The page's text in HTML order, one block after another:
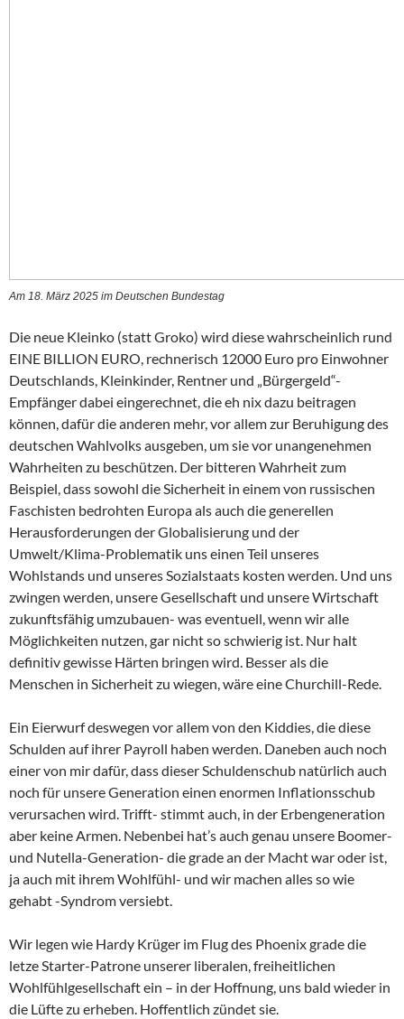
Am 18. März 2025 im Deutschen Bundestag
Die neue Kleinko (statt Groko) wird diese wahrscheinlich rund
EINE BILLION EURO, rechnerisch 12000 Euro pro Einwohner
Deutschlands, Kleinkinder, Rentner und „Bürgergeld“-
Empfänger dabei eingerechnet, die eh nix dazu beitragen
können, dafür die anderen mehr, vor allem zur Beruhigung des
deutschen Wahlvolks ausgeben, um sie vor unangenehmen
Wahrheiten zu beschützen. Der bitteren Wahrheit zum
Beispiel, dass sowohl die Sicherheit in einem von russischen
Faschisten bedrohten Europa als auch die generellen
Herausforderungen der Globalisierung und der
Umwelt/Klima-Problematik uns einen Teil unseres
Wohlstands und unseres Sozialstaats kosten werden. Und uns
zwingen werden, unsere Gesellschaft und unsere Wirtschaft
zukunftsfähig umzubauen- was eventuell, wenn wir alle
Möglichkeiten nutzen, gar nicht so schwierig ist. Nur halt
definitiv gewisse Härten bringen wird. Besser als die
Menschen in Sicherheit zu wiegen, wäre eine Churchill-Rede.
Ein Eierwurf deswegen vor allem von den Kiddies, die diese
Schulden auf ihrer Payroll haben werden. Daneben auch noch
einer von mir dafür, dass dieser Schuldenschub natürlich auch
noch für unsere Generation einen enormen Inflationsschub
verursachen wird. Trifft- stimmt auch, in der Erbengeneration
aber keine Armen. Nebenbei hat’s auch genau unsere Boomer-
und Nutella-Generation- die grade an der Macht war oder ist,
ja auch mit ihrem Wohlfühl- und wir machen alles so wie
gehabt -Syndrom versiebt.
Wir legen wie Hardy Krüger im Flug des Phoenix grade die
letze Starter-Patrone unserer liberalen, freiheitlichen
Wohlfühlgesellschaft ein – in der Hoffnung, uns bald wieder in
die Lüfte zu erheben. Hoffentlich zündet sie.